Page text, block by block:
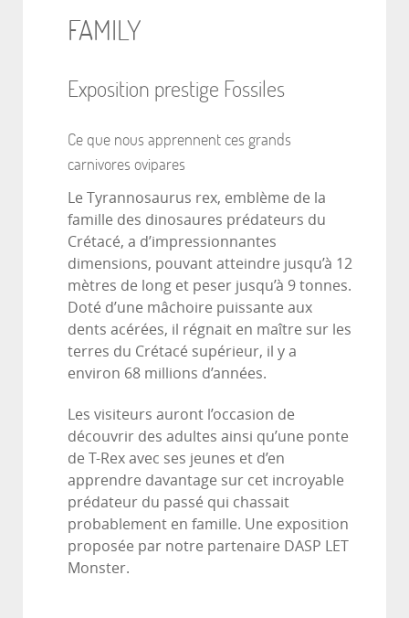
FAMILY
Exposition prestige Fossiles
Ce que nous apprennent ces grands
carnivores ovipares
Le Tyrannosaurus rex, emblème de la
famille des dinosaures prédateurs du
Crétacé, a d’impressionnantes
dimensions, pouvant atteindre jusqu’à 12
mètres de long et peser jusqu’à 9 tonnes.
Doté d’une mâchoire puissante aux
dents acérées, il régnait en maître sur les
terres du Crétacé supérieur, il y a
environ 68 millions d’années.
Les visiteurs auront l’occasion de
découvrir des adultes ainsi qu’une ponte
de T-Rex avec ses jeunes et d’en
apprendre davantage sur cet incroyable
prédateur du passé qui chassait
probablement en famille. Une exposition
proposée par notre partenaire DASP LET
Monster.